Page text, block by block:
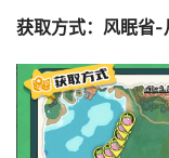
获取方式：风眠省